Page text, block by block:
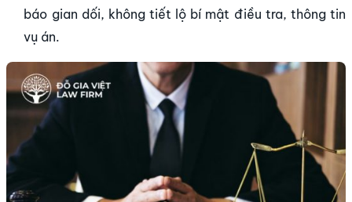
báo gian dối, không tiết lộ bí mật điều tra, thông tin
vụ án.